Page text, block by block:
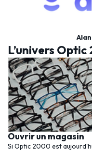
Alan
L’univers
Ouvrir un magasin
Si Optic 2000 est